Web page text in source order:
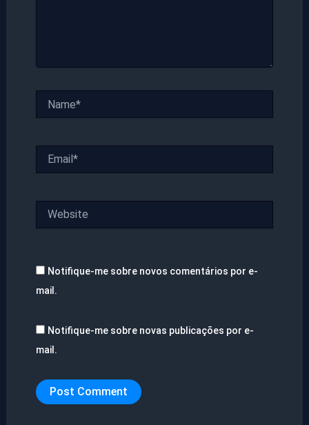
Notifique-me sobre novos comentários por e-
mail.
Notifique-me sobre novas publicações por e-
mail.